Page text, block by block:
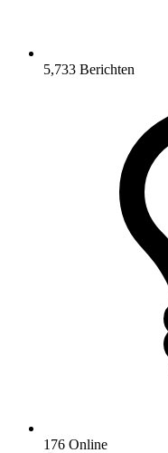
5,733 Berichten
176 Online